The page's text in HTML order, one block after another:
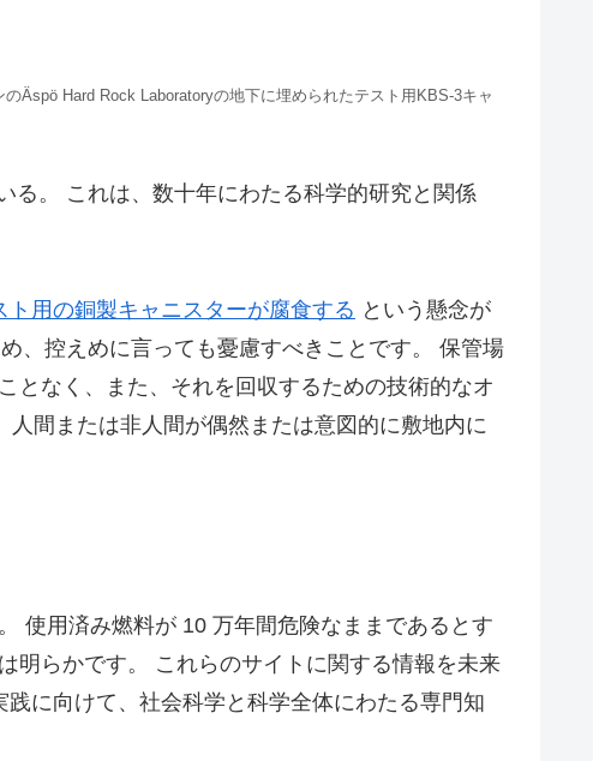
Äspö Hard Rock Laboratoryの地下に埋められたテスト用KBS-3キャ
る。 これは、数十年にわたる科学的研究と関係
ト用の銅製キャニスターが腐食する という懸念が
、控えめに言っても憂慮すべきことです。 保管場
となく、また、それを回収するための技術的なオ
間または非人間が偶然または意図的に敷地内に
使用済み燃料が 10 万年間危険なままであるとす
明らかです。 これらのサイトに関する情報を未来
践に向けて、社会科学と科学全体にわたる専門知